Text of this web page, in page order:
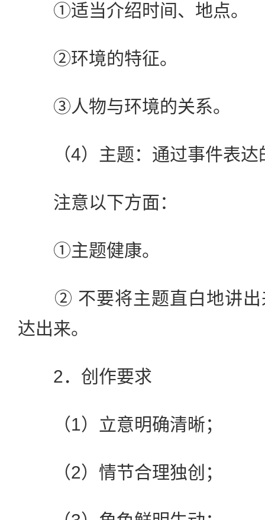
①适当介绍时间、地点。
②环境的特征。
③人物与环境的关系。
（4）主题：通过事件表达
注意以下方面：
①主题健康。
② 不要将主题直白地讲出
达出来。
2．创作要求
（1）立意明确清晰；
（2）情节合理独创；